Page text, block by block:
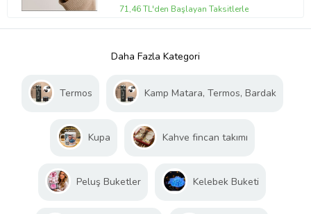
71,46 TL'den Başlayan Taksitlerle
Daha Fazla Kategori
Termos Kamp Matara, Termos, Bardak
Kupa Kahve fincan takımı
Peluş Buketler Kelebek Buketi